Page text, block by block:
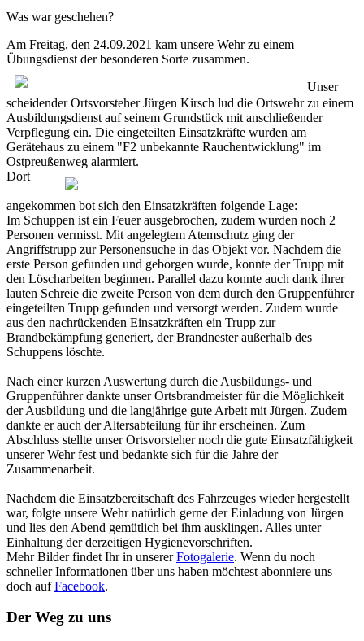
Was war geschehen?
Am Freitag, den 24.09.2021 kam unsere Wehr zu einem
Übungsdienst der besonderen Sorte zusammen.
Unser
scheidenderOrtsvorsteher Jürgen Kirsch lud die Ortswehrzu einem
Ausbildungsdienst aufseinem Grundstück mit anschließender
Verpflegung ein. Die eingeteilten Einsatzkräfte wurden am
Gerätehaus zu einem "F2 unbekannte Rauchentwicklung" im
Ostpreußenweg alarmiert.
Dort
angekommen bot sich den Einsatzkräften folgende Lage:
Im Schuppen ist ein Feuer ausgebrochen, zudem wurden noch 2
Personen vermisst. Mit angelegtem Atemschutz ging der
Angriffstrupp zur Personensuche in das Objekt vor. Nachdem die
erste Person gefunden und geborgen wurde, konnte der Trupp mit
den Löscharbeiten beginnen. Parallel dazu konnte auch dank ihrer
lauten Schreie die zweite Person von dem durch den Gruppenführer
eingeteilten Trupp gefunden und versorgt werden. Zudem wurde
aus den nachrückenden Einsatzkräften ein Trupp zur
Brandbekämpfung generiert, der Brandnester außerhalb des
Schuppens löschte.
Nach einer kurzen Auswertung durch die Ausbildungs- und
Gruppenführer dankte unser Ortsbrandmeister für die Möglichkeit
der Ausbildung und die langjährige gute Arbeit mit Jürgen. Zudem
dankte er auch der Altersabteilung für ihr erscheinen. Zum
Abschluss stellte unser Ortsvorsteher noch die gute Einsatzfähigkeit
unserer Wehr fest und bedankte sich für die Jahre der
Zusammenarbeit.
Nachdem die Einsatzbereitschaft des Fahrzeuges wieder hergestellt
war, folgte unsere Wehrnatürlich gerne der Einladung von Jürgen
und lies den Abend gemütlich bei ihm ausklingen. Alles unter
Einhaltung der derzeitigen Hygienevorschriften.
Mehr Bilder findet Ihr in unsererFotogalerie. Wenn du noch
schneller Informationen über uns haben möchtest abonniere uns
doch aufFacebook.
Der Weg zu uns